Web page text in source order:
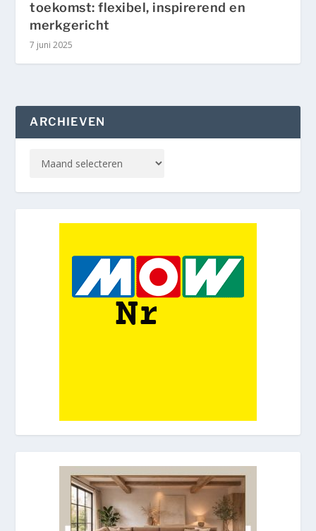
toekomst: flexibel, inspirerend en
merkgericht
7 juni 2025
ARCHIEVEN